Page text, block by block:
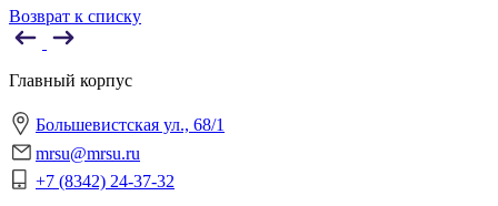
Возврат к списку
Главный корпус
Большевистская ул., 68/1
mrsu@mrsu.ru
+7 (8342) 24-37-32